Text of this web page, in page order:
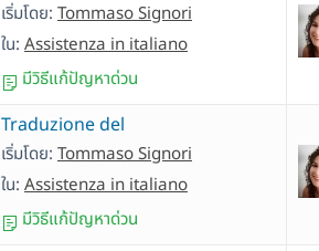
เริ่มโดย: Tommaso Signori
ใน: Assistenza in italiano
มีวิธีแก้ปัญหาด่วน
Traduzione del
เริ่มโดย: Tommaso Signori
ใน: Assistenza in italiano
มีวิธีแก้ปัญหาด่วน